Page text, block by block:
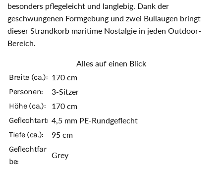
besonders pflegeleicht und langlebig. Dank der
geschwungenen Formgebung und zwei Bullaugen bringt
dieser Strandkorb maritime Nostalgie in jeden Outdoor-
Bereich.
Alles auf einen Blick
Breite (ca.): 170 cm
Personen:
3-Sitzer
Höhe (ca.):
170 cm
Geflechtart: 4,5 mm PE-Rundgeflecht
Tiefe (ca.):
95 cm
Geflechtfar
be:
Grey